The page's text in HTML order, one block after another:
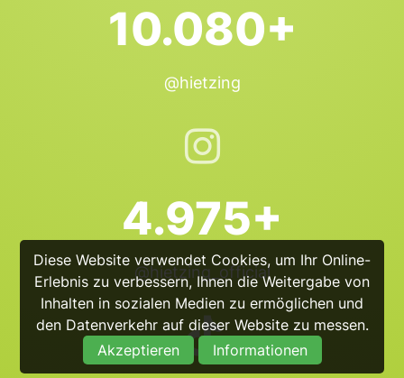
Diese Website verwendet Cookies, um Ihr Online-
Erlebnis zu verbessern, Ihnen die Weitergabe von
Inhalten in sozialen Medien zu ermöglichen und
den Datenverkehr auf dieser Website zu messen.
Akzeptieren
Informationen
10.080+
@hietzing
4.975+
@hietzing_official